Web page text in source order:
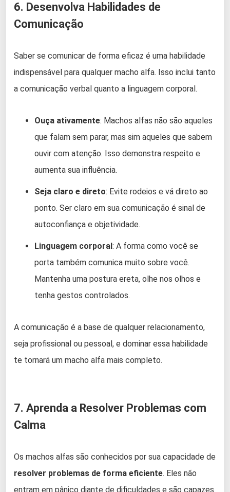
6. Desenvolva Habilidades de
Comunicação
Saber se comunicar de forma eficaz é uma habilidade
indispensável para qualquer macho alfa. Isso inclui tanto
a comunicação verbal quanto a linguagem corporal.
Ouça ativamente: Machos alfas não são aqueles
que falam sem parar, mas sim aqueles que sabem
ouvir com atenção. Isso demonstra respeito e
aumenta sua influência.
Seja claro e direto: Evite rodeios e vá direto ao
ponto. Ser claro em sua comunicação é sinal de
autoconfiança e objetividade.
Linguagem corporal : A forma como você se
porta também comunica muito sobre você.
Mantenha uma postura ereta, olhe nos olhos e
tenha gestos controlados.
A comunicação é a base de qualquer relacionamento,
seja profissional ou pessoal, e dominar essa habilidade
te tornará um macho alfa mais completo.
7. Aprenda a Resolver Problemas com
Calma
Os machos alfas são conhecidos por sua capacidade de
resolver problemas de forma eficiente. Eles não
entram em pânico diante de dificuldades e são capazes